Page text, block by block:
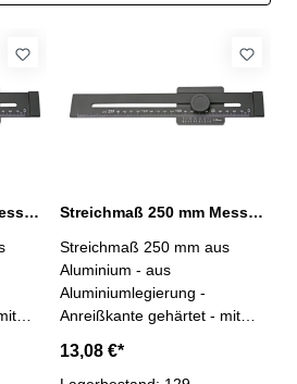
Streichmaß 200 mm Messbereich aus Aluminium
Streichmaß 250 mm Messbereich aus Aluminium
Streichmaß 250 mm aus
Aluminium - aus
Aluminiumlegierung -
Anreißkante gehärtet - mit
250 mm
13,08 €*